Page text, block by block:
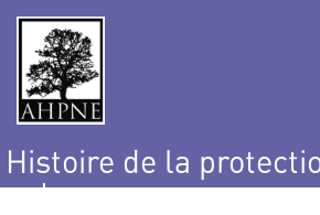
Histoire de la
nature